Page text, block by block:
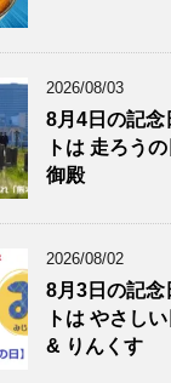
2026/08/03
8月4日の記念
トは 走ろう
御殿
2026/08/02
8月3日の記念
トは やさし
& りんくす